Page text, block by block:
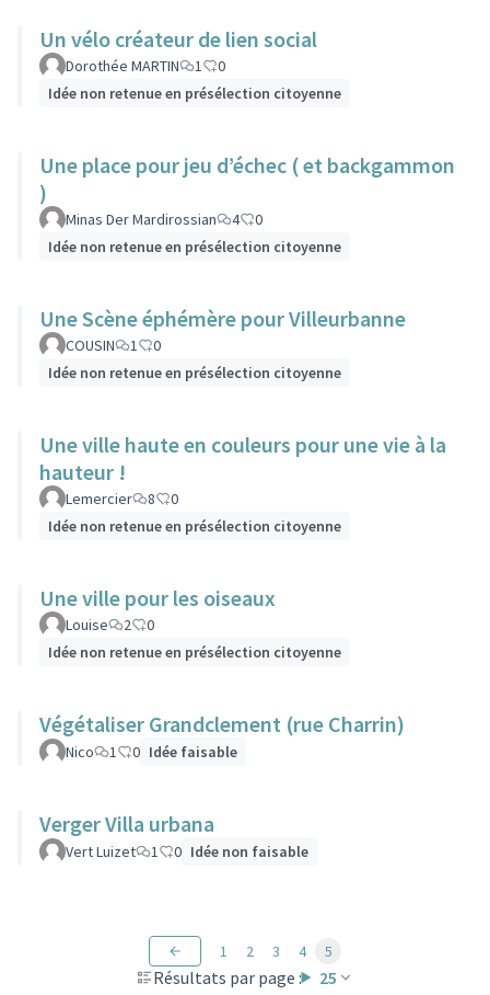
Un vélo créateur de lien social
Dorothée MARTIN 1
0
Idée non retenue en présélection citoyenne
Une place pour jeu d’échec ( et backgammon
)
Minas Der Mardirossian 4
0
Idée non retenue en présélection citoyenne
Une Scène éphémère pour Villeurbanne
COUSIN 1
0
Idée non retenue en présélection citoyenne
Une ville haute en couleurs pour une vie à la
hauteur !
Lemercier 8
0
Idée non retenue en présélection citoyenne
Une ville pour les oiseaux
Louise 2
0
Idée non retenue en présélection citoyenne
Végétaliser Grandclement (rue Charrin)
Nico 1 0 Idée faisable
Verger Villa urbana
Vert Luizet 1 0 Idée non faisable
Résultats par page : 25
1 2 3 4 5